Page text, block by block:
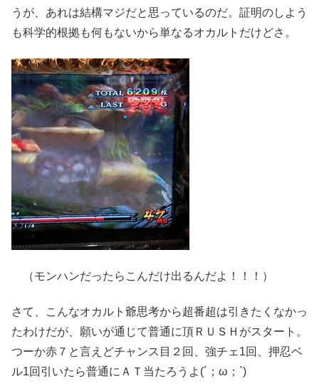
うが、あれは結構マジだと思っているのだ。証明のしよう
も科学的根拠も何もないから単なるオカルトだけどさ。
（モンハンだったらこんだけ出るんだよ！！！）
さて、こんなオカルト爺思考から超番超は引きたくなかっ
たわけだが、願いが通じて普通に頂ＲＵＳＨがスタート。
つーか赤７と言えどチャンス目２回、強チェ1回、押忍ベ
ル1回引いたら普通にＡＴ当たろうよ(´；ω；`)